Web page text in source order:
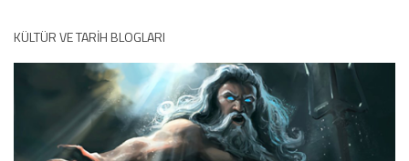
KÜLTÜR VE TARIH BLOGLARI